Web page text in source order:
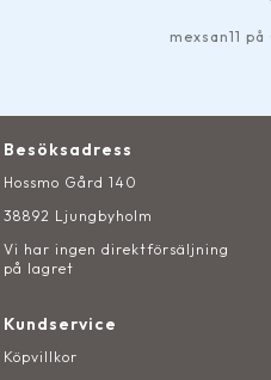
mexsan11 på Google
Besöksadress
Hossmo Gård 140
38892 Ljungbyholm
Vi har ingen direktförsäljning
på lagret
Kundservice
Köpvillkor